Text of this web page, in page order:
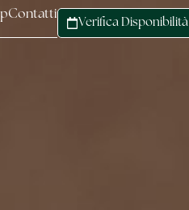
Contatti
Verifica Disponibilità